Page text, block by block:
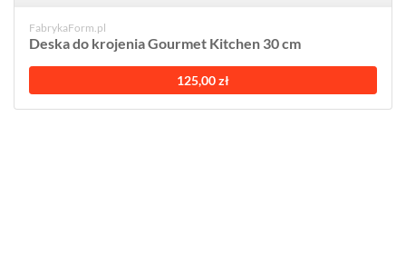
FabrykaForm.pl
Deska do krojenia Gourmet Kitchen 30 cm
125,00 zł